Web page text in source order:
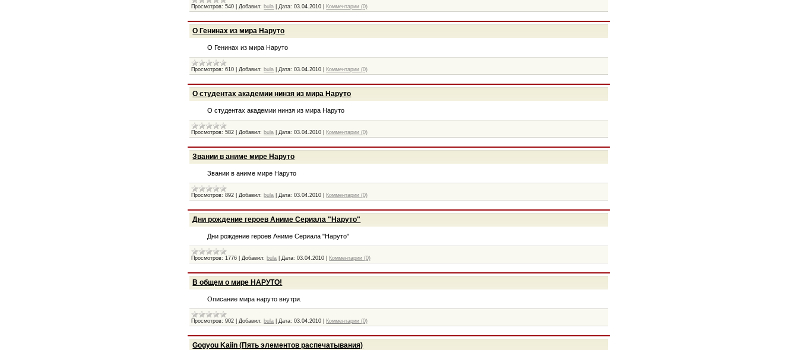
Просмотров: 540 |Добавил: bula |Дата: 03.04.2010 Комментарии (0)
О Генинах из мира Наруто
О Генинах из мира Наруто
Просмотров: 610 |Добавил: bula |Дата: 03.04.2010 Комментарии (0)
О студентах академии нинзя из мира Наруто
О студентах академии нинзя из мира Наруто
Просмотров: 582 |Добавил: bula |Дата: 03.04.2010 Комментарии (0)
Звании в аниме мире Наруто
Звании в аниме мире Наруто
Просмотров: 892 |Добавил: bula |Дата: 03.04.2010 Комментарии (0)
Дни рождение героев Аниме Сериала "Наруто"
Дни рождение героев Аниме Сериала "Наруто"
Просмотров: 1776 |Добавил: bula |Дата: 03.04.2010 Комментарии (0)
В общем о мире НАРУТО!
Описание мира наруто внутри.
Просмотров: 902 |Добавил: bula |Дата: 03.04.2010 Комментарии (0)
Gogyou Kaiin (Пять элементов распечатывания)